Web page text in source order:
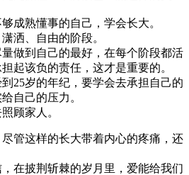
成熟懂事的自己，学会长大。
洒、自由的阶段。
做到自己的最好，在每个阶段都活
起该负的责任，这才是重要的。
25岁的年纪，要学会去承担自己的
自己的压力。
顾家人。
管这样的长大带着内心的疼痛，还
在披荆斩棘的岁月里，爱能给我们